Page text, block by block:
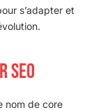
s’adapter et
SEO
nom de core